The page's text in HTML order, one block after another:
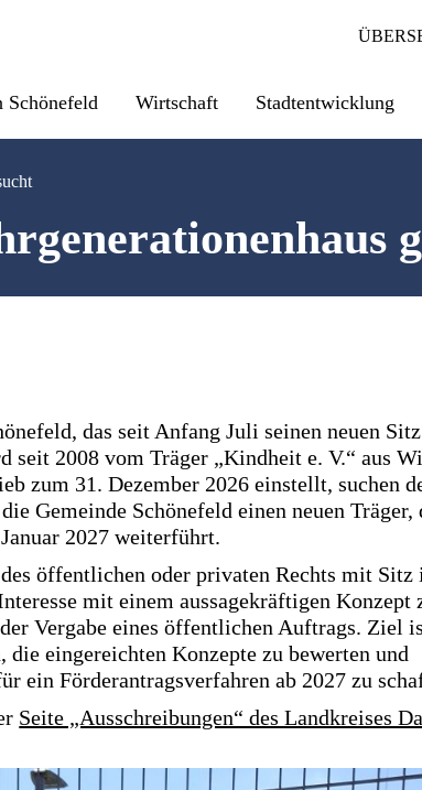
Schönefeld Wirtschaft Stadtentwicklung
das seit Anfang Juli seinen neuen
seit 2008 vom Träger „Kindheit e. V.“ aus
zum 31. Dezember 2026 einstellt, suchen
Gemeinde Schönefeld einen neuen Träger,
2027 weiterführt.
öffentlichen oder privaten Rechts mit Sitz
mit einem aussagekräftigen Konzept
Vergabe eines öffentlichen Auftrags. Ziel
eingereichten Konzepte zu bewerten und
ein Förderantragsverfahren ab 2027 zu
Seite „Ausschreibungen“ des Landkreises